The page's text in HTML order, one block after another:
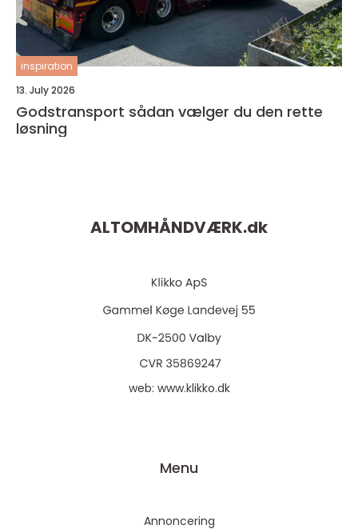
inspiration
13. July 2026
Godstransport sådan vælger du den rette
løsning
ALTOMHÅNDVÆRK.dk
web: www.klikko.dk
Menu
Annoncering